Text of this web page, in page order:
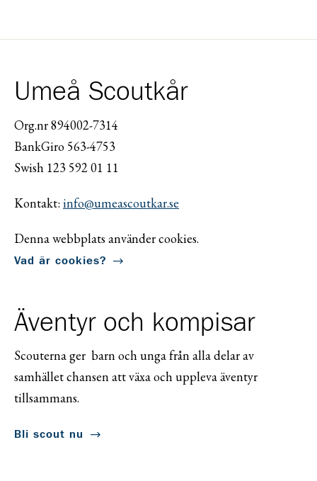
Umeå Scoutkår
Org.nr 894002-7314
BankGiro 563-4753
Swish 123 592 01 11
Kontakt: info@umeascoutkar.se
Denna webbplats använder cookies.
Vad är cookies?
Äventyr och kompisar
Scouterna ger barn och unga från alla delar av
samhället chansen att växa och uppleva äventyr
tillsammans.
Bli scout nu